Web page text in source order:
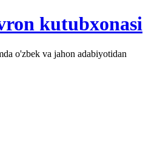
o'zbek va jahon adabiyotidan